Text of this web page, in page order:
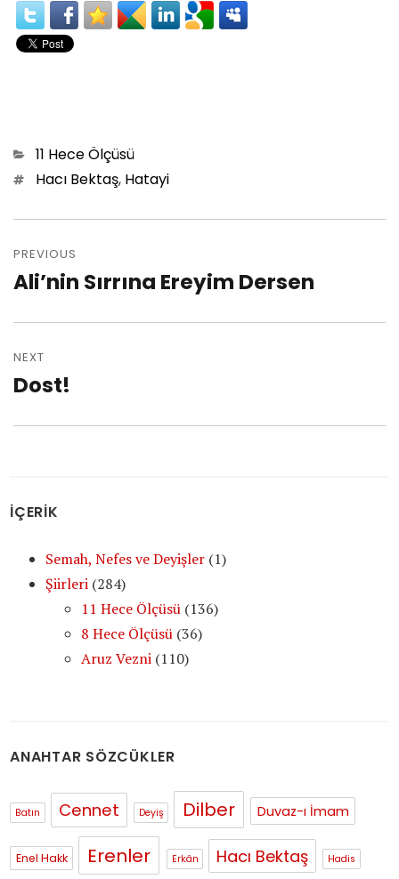
Categories
11 Hece Ölçüsü
TagsHacı Bektaş, Hatayi
Post
navigation
PREVIOUS
Previous
Ali’nin Sırrına Ereyim Dersen
NEXT
Next
Dost!
İÇERİK
Semah, Nefes ve Deyişler (1)
Şiirleri (284)
11 Hece Ölçüsü (136)
8 Hece Ölçüsü (36)
Aruz Vezni (110)
ANAHTAR SÖZCÜKLER
Batın Cennet Deyiş Dilber Duvaz-ı İmam
Enel Hakk Erenler Erkân Hacı Bektaş Hadis